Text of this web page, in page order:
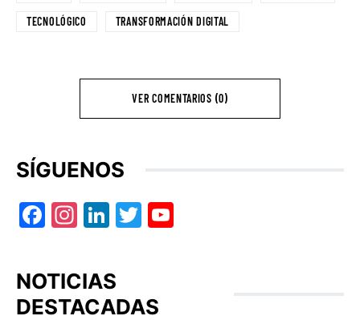
TECNOLÓGICO TRANSFORMACIÓN DIGITAL
VER COMENTARIOS (0)
SÍGUENOS
Facebook
Instagram
LinkedIn
Twitter
NOTICIAS
DESTACADAS